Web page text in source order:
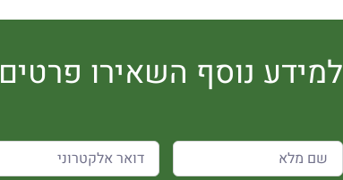
למידע נוסף השאירו פרטים